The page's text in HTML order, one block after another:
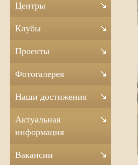
Центры
Клубы
Проекты
Фотогалерея
Наши достижения
Актуальная
информация
Вакансии